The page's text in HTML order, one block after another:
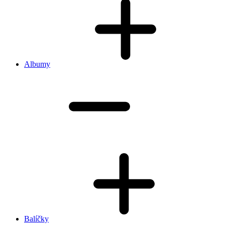
Albumy
Balíčky